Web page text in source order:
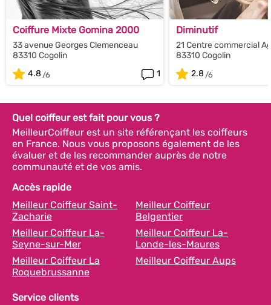
Coiffure Mixte Gomina 2000
33 avenue Georges Clemenceau
83310 Cogolin
4.8
1
Diminutif
21 Centre commercial
83310 Cogolin
2.8
Quel coiffeur est fait pour vous ?
MeilleurCoiffeur est un site référençant les coiffeurs
en France. Nous vous proposons également de les
évaluer et de les recommander auprès de notre
communauté et de vos amis.
Accès rapide
Meilleur Coiffeur Saint-
Zacharie
Meilleur Coiffeur
Belgentier
Meilleur Coiffeur La-
Seyne-sur-Mer
Meilleur Coiffeur La-
Londe-les-Maures
Meilleur Coiffeur La
Roquebrussanne
Meilleur Coiffeur Aups
Service clients